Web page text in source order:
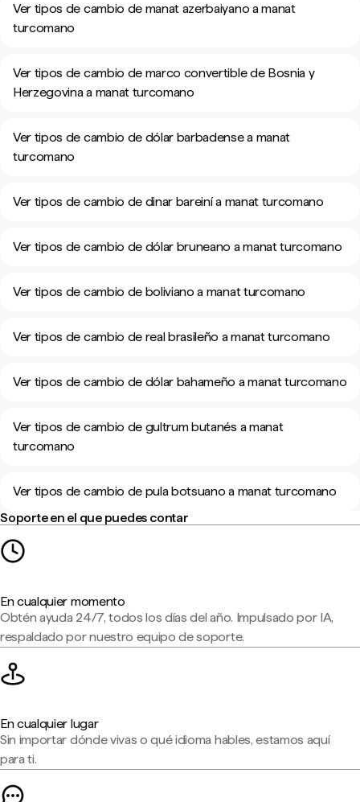
Ver tipos de cambio de manat azerbaiyano a manat
turcomano
Ver tipos de cambio de marco convertible de Bosnia y
Herzegovina a manat turcomano
Ver tipos de cambio de dólar barbadense a manat
turcomano
Ver tipos de cambio de dinar bareiní a manat turcomano
Ver tipos de cambio de dólar bruneano a manat turcomano
Ver tipos de cambio de boliviano a manat turcomano
Ver tipos de cambio de real brasileño a manat turcomano
Ver tipos de cambio de dólar bahameño a manat turcomano
Ver tipos de cambio de gultrum butanés a manat
turcomano
Ver tipos de cambio de pula botsuano a manat turcomano
Soporte en el que puedes contar
En cualquier momento
Obtén ayuda 24/7, todos los días del año. Impulsado por IA,
respaldado por nuestro equipo de soporte.
En cualquier lugar
Sin importar dónde vivas o qué idioma hables, estamos aquí
para ti.